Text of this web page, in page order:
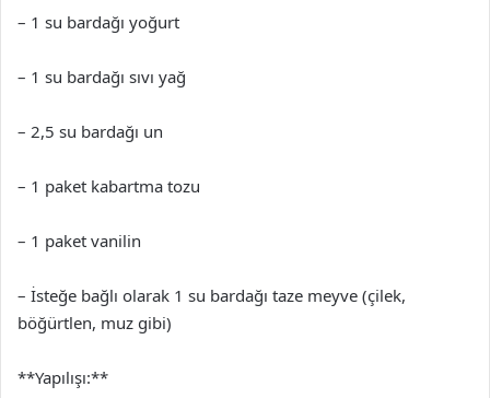
– 1 su bardağı yoğurt
– 1 su bardağı sıvı yağ
– 2,5 su bardağı un
– 1 paket kabartma tozu
– 1 paket vanilin
– İsteğe bağlı olarak 1 su bardağı taze meyve (çilek,
böğürtlen, muz gibi)
**Yapılışı:**